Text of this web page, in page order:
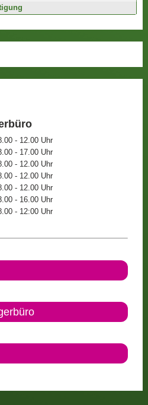
- 12.00 Uhr
- 17.00 Uhr
- 12.00 Uhr
- 12.00 Uhr
- 12.00 Uhr
- 16.00 Uhr
- 12:00 Uhr